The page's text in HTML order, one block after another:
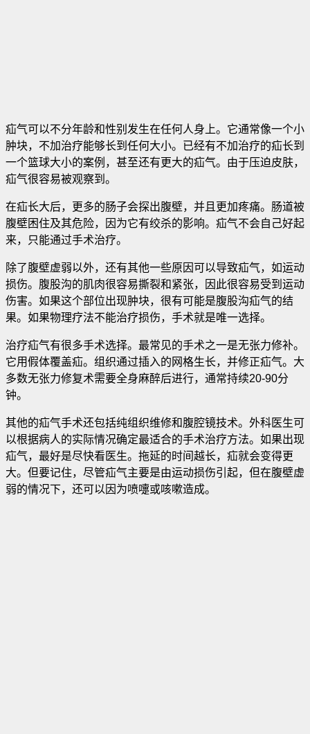
疝气可以不分年龄和性别发生在任何人身上。它通常像一个小
肿块，不加治疗能够长到任何大小。已经有不加治疗的疝长到
一个篮球大小的案例，甚至还有更大的疝气。由于压迫皮肤，
疝气很容易被观察到 。
在疝长大后，更多的肠子会探出腹壁，并且更加疼痛。肠道被
腹壁困住及其危险，因为它有绞杀的影响。疝气不会自己好起
来，只能通过手术治疗。
除了腹壁虚弱以外，还有其他一些原因可以导致疝气，如运动
损伤。腹股沟的肌肉很容易撕裂和紧张，因此很容易受到运动
伤害。如果这个部位出现肿块，很有可能是腹股沟疝气的结
果。如果物理疗法不能治疗损伤，手术就是唯一选择。
治疗疝气有很多手术选择。最常见的手术之一是无张力修补。
它用假体覆盖疝。组织通过插入的网格生长，并修正疝气。大
多数无张力修复术需要全身麻醉后进行，通常持续20-90分
钟。
其他的疝气手术还包括纯组织维修和腹腔镜技术。外科医生可
以根据病人的实际情况确定最适合的手术治疗方法。如果出现
疝气，最好是尽快看医生。拖延的时间越长，疝就会变得更
大。但要记住，尽管疝气主要是由运动损伤引起，但在腹壁虚
弱的情况下，还可以因为喷嚏或咳嗽造成。